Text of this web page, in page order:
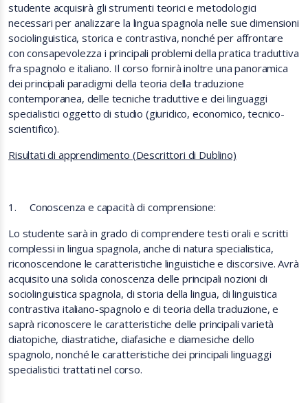
studente acquisirà gli strumenti teorici e metodologici
necessari per analizzare la lingua spagnola nelle sue dimensioni
sociolinguistica, storica e contrastiva, nonché per affrontare
con consapevolezza i principali problemi della pratica traduttiva
fra spagnolo e italiano. Il corso fornirà inoltre una panoramica
dei principali paradigmi della teoria della traduzione
contemporanea, delle tecniche traduttive e dei linguaggi
specialistici oggetto di studio (giuridico, economico, tecnico-
scientifico).
Risultati di apprendimento (Descrittori di Dublino)
1.
Conoscenza e capacità di comprensione:
Lo studente sarà in grado di comprendere testi orali e scritti
complessi in lingua spagnola, anche di natura specialistica,
riconoscendone le caratteristiche linguistiche e discorsive. Avrà
acquisito una solida conoscenza delle principali nozioni di
sociolinguistica spagnola, di storia della lingua, di linguistica
contrastiva italiano-spagnolo e di teoria della traduzione, e
saprà riconoscere le caratteristiche delle principalivarietà
diatopiche, diastratiche, diafasiche e diamesiche dello
spagnolo, nonché le caratteristiche dei principali linguaggi
specialistici trattati nel corso.